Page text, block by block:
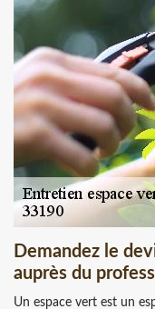
Demandez le
auprès du
Un espace vert est un